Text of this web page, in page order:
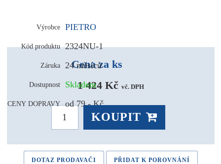
Výrobce PIETRO
Kód produktu 2324NU-1
Záruka 24 měsíců
Dostupnost Skladem
CENY DOPRAVY od 79,- Kč
Cena za ks
1 424 Kč vč. DPH
KOUPIT
DOTAZ PRODAVAČI PŘIDAT K POROVNÁNÍ